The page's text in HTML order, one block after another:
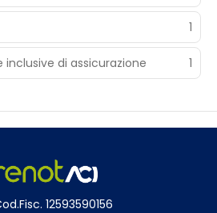
1
di assicurazione 1
12593590156